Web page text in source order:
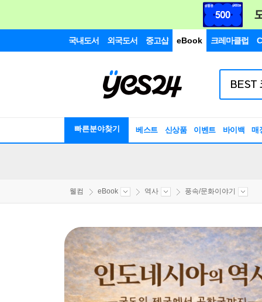
국내도서 외국도서 중고샵 eBook 크레마클럽
빠른분야찾기 베스트 신상품 이벤트 바이백 매
웰컴 eBook 역사 풍속/문화이야기